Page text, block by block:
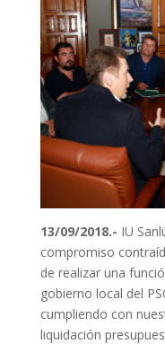
13/09/2018.- IU
compromiso
de realizar una
gobierno local del
cumpliendo con
liquidación